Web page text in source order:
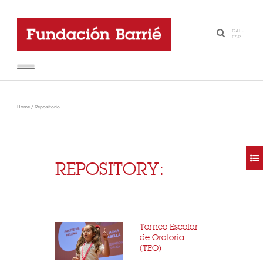
·
GAL-
ESP
Home / Repositorio
REPOSITORY:
Torneo Escolar
de Oratoria
(TEO)